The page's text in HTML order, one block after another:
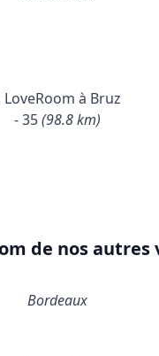
LoveRoom à Bruz
- 35(98.8 km)
de nos autres
Bordeaux